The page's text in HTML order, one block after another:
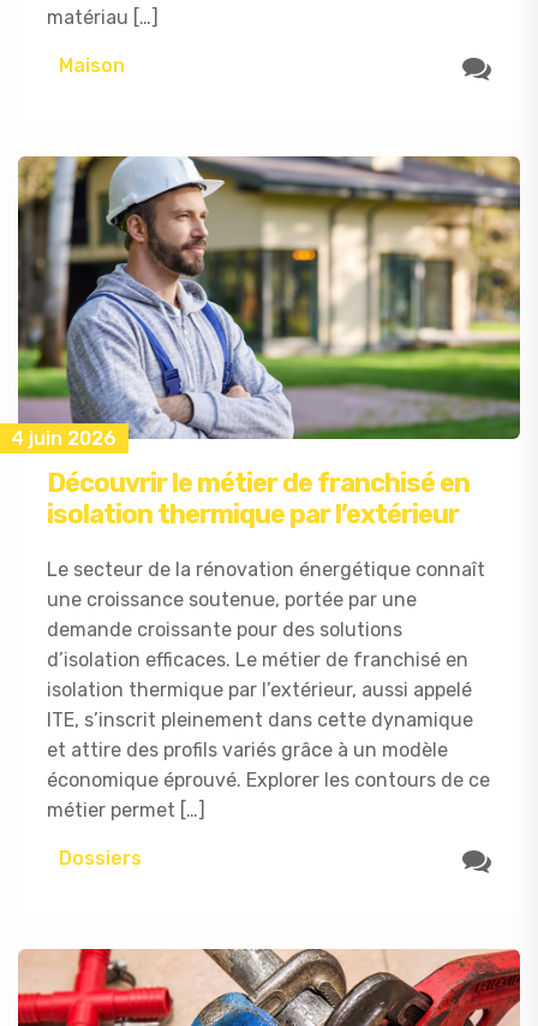
matériau […]
Maison
4 juin 2026
Découvrir le métier de franchisé en
isolation thermique par l’extérieur
Le secteur de la rénovation énergétique connaît
une croissance soutenue, portée par une
demande croissante pour des solutions
d’isolation efficaces. Le métier de franchisé en
isolation thermique par l’extérieur, aussi appelé
ITE, s’inscrit pleinement dans cette dynamique
et attire des profils variés grâce à un modèle
économique éprouvé. Explorer les contours de ce
métier permet […]
Dossiers